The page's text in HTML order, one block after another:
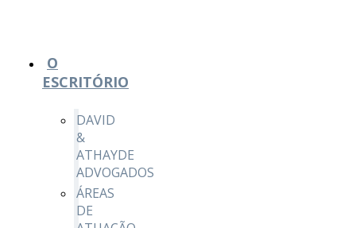
O
ESCRITÓRIO
DAVID
&
ATHAYDE
ADVOGADOS
ÁREAS
DE